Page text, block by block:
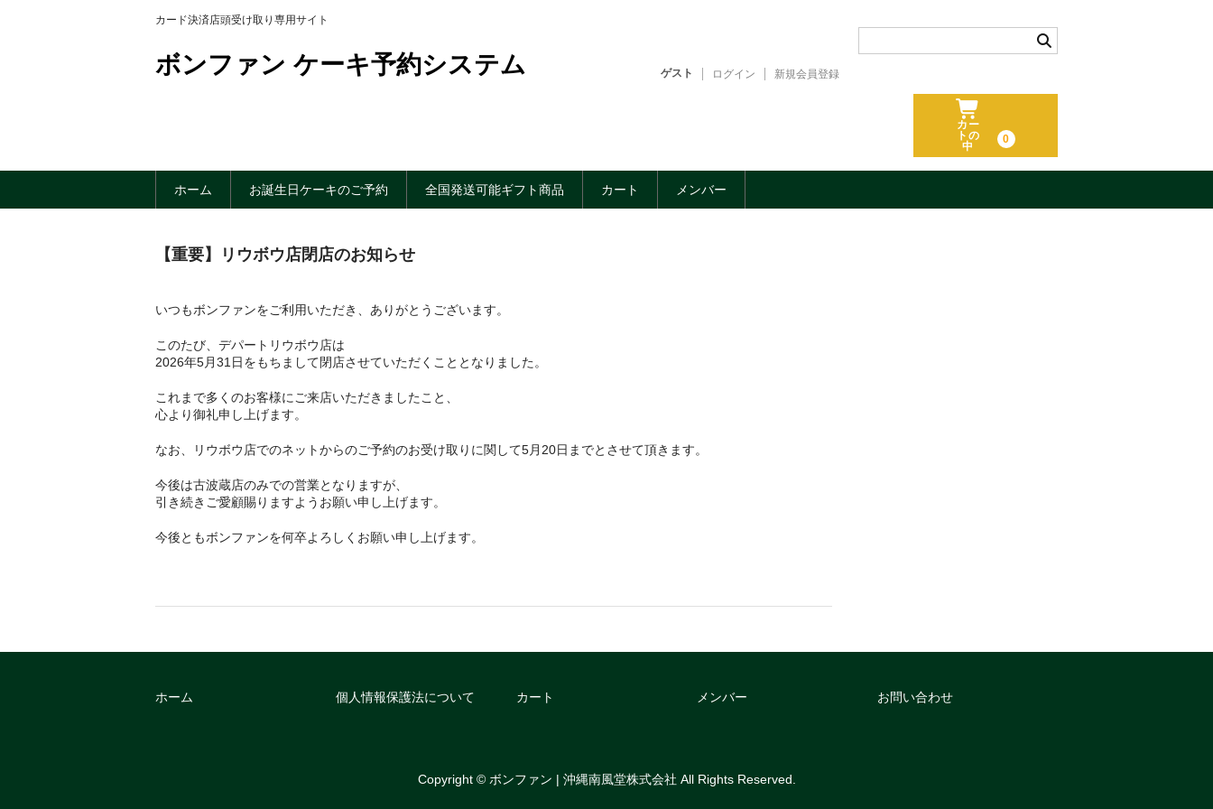
カード決済店頭受け取り専用サイト
ボンファン ケーキ予約システム ゲスト ログイン 新規会員登録
カー
トの
中
0
ホーム お誕生日ケーキのご予約 全国発送可能ギフト商品 カート メンバー
【重要】リウボウ店閉店のお知らせ
いつもボンファンをご利用いただき、ありがとうございます。
このたび、デパートリウボウ店は
2026年5月31日をもちまして閉店させていただくこととなりました。
これまで多くのお客様にご来店いただきましたこと、
心より御礼申し上げます。
なお、リウボウ店でのネットからのご予約のお受け取りに関して5月20日までとさせて頂きます。
今後は古波蔵店のみでの営業となりますが、
引き続きご愛顧賜りますようお願い申し上げます。
今後ともボンファンを何卒よろしくお願い申し上げます。
ホーム 個人情報保護法について カート メンバー お問い合わせ
Copyright © ボンファン | 沖縄南風堂株式会社 All Rights Reserved.